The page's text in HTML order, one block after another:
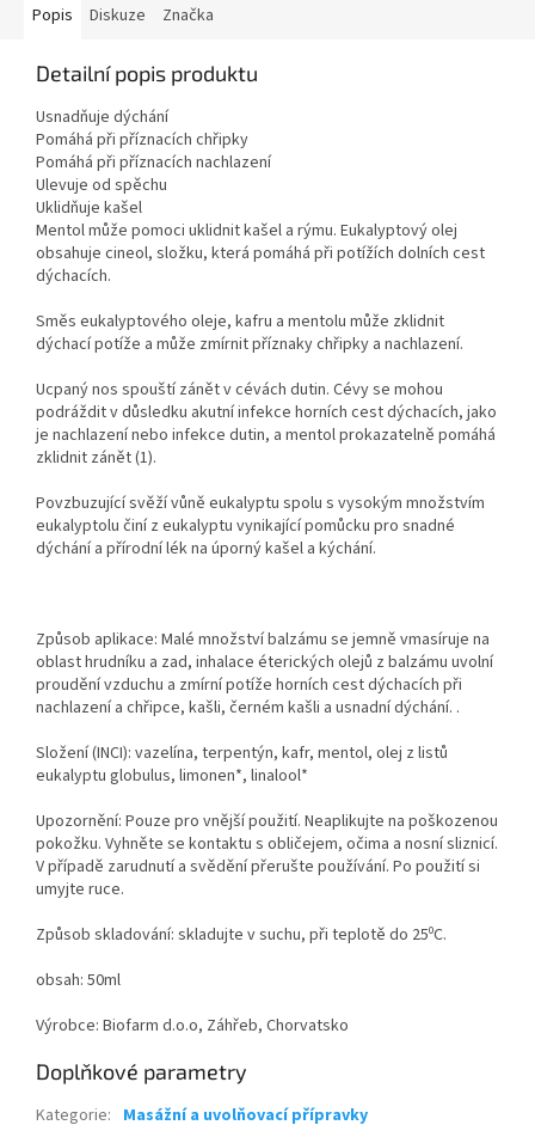
Popis Diskuze Značka
Detailní popis produktu
Usnadňuje dýchání
Pomáhá při příznacích chřipky
Pomáhá při příznacích nachlazení
Ulevuje od spěchu
Uklidňuje kašel
Mentol může pomoci uklidnit kašel a rýmu. Eukalyptový olej
obsahuje cineol, složku, která pomáhá při potížích dolních cest
dýchacích.
Směs eukalyptového oleje, kafru a mentolu může zklidnit
dýchací potíže a může zmírnit příznaky chřipky a nachlazení.
Ucpaný nos spouští zánět v cévách dutin. Cévy se mohou
podráždit v důsledku akutní infekce horních cest dýchacích, jako
je nachlazení nebo infekce dutin, a mentol prokazatelně pomáhá
zklidnit zánět (1).
Povzbuzující svěží vůně eukalyptu spolu s vysokým množstvím
eukalyptolu činí z eukalyptu vynikající pomůcku pro snadné
dýchání a přírodní lék na úporný kašel a kýchání.
Způsob aplikace: Malé množství balzámu se jemně vmasíruje na
oblast hrudníku a zad, inhalace éterických olejů z balzámu uvolní
proudění vzduchu a zmírní potíže horních cest dýchacích při
nachlazení a chřipce, kašli, černém kašli a usnadní dýchání. .
Složení (INCI): vazelína, terpentýn, kafr, mentol, olej z listů
eukalyptu globulus, limonen*, linalool*
Upozornění: Pouze pro vnější použití. Neaplikujte na poškozenou
pokožku. Vyhněte se kontaktu s obličejem, očima a nosní sliznicí.
V případě zarudnutí a svědění přerušte používání. Po použití si
umyjte ruce.
Způsob skladování: skladujte v suchu, při teplotě do 25⁰C.
obsah: 50ml
Výrobce: Biofarm d.o.o, Záhřeb, Chorvatsko
Doplňkové parametry
Kategorie: Masážní a uvolňovací přípravky